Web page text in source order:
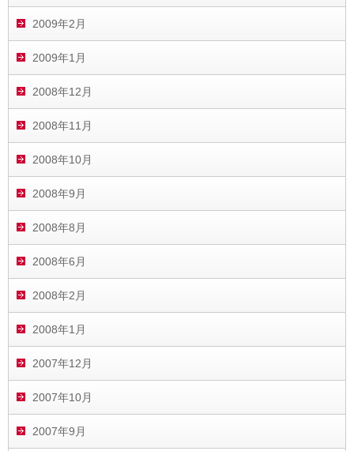
2009年2月
2009年1月
2008年12月
2008年11月
2008年10月
2008年9月
2008年8月
2008年6月
2008年2月
2008年1月
2007年12月
2007年10月
2007年9月